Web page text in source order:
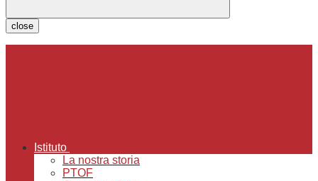
close
Istituto
La nostra storia
PTOF